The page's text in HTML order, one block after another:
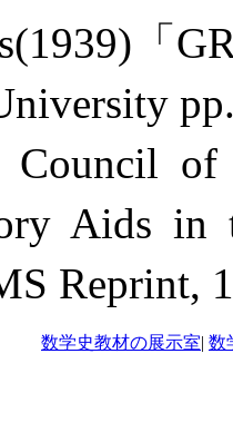
「
Council of
Aids in
Reprint,
数学史教材の展示室| 数